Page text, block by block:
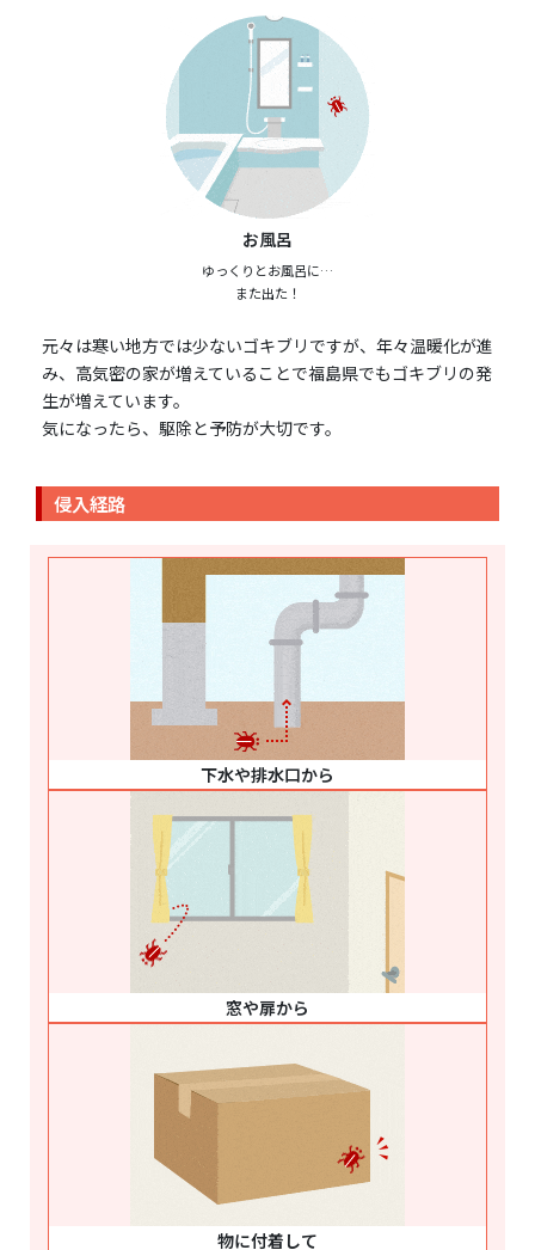
お風呂
ゆっくりとお風呂に…
また出た！
元々は寒い地方では少ないゴキブリですが、年々温暖化が進
み、高気密の家が増えていることで福島県でもゴキブリの発
生が増えています。
気になったら、駆除と予防が大切です。
侵入経路
下水や排水口から
窓や扉から
物に付着して